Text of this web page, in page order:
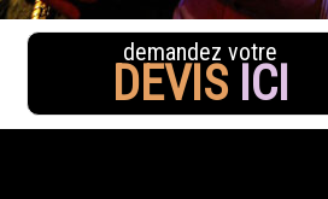
demandez votre
DEVIS ICI